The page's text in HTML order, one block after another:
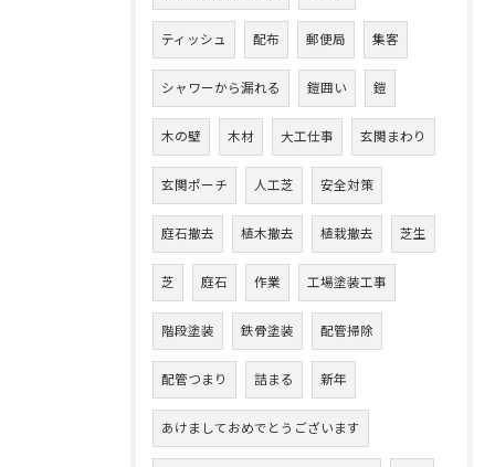
ティッシュ 配布 郵便局 集客
シャワーから漏れる 鎧囲い 鎧
木の壁 木材 大工仕事 玄関まわり
玄関ポーチ 人工芝 安全対策
庭石撤去 植木撤去 植栽撤去 芝生
芝 庭石 作業 工場塗装工事
階段塗装 鉄骨塗装 配管掃除
配管つまり 詰まる 新年
あけましておめでとうございます